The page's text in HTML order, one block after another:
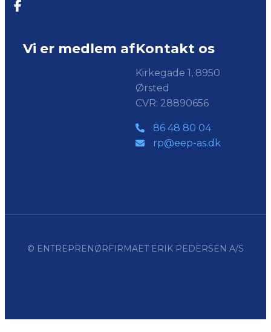
Kontakt os
Kirkegade 1, 8950
Ørsted
CVR: 28890656
86 48 80 04
rp@eep-as.dk
Vi er medlem af
© ENTREPRENØRFIRMAET ERIK PEDERSEN A/S